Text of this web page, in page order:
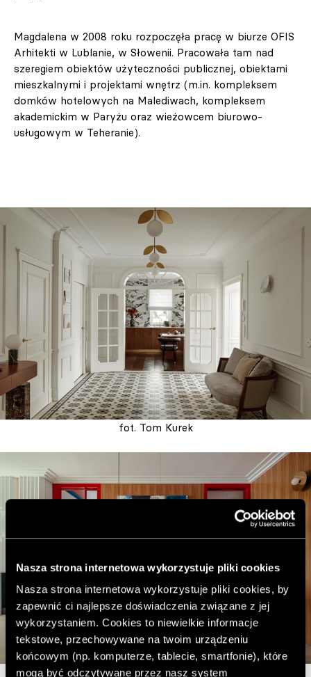
Nasza strona internetowa wykorzystuje pliki cookies
Nasza strona internetowa wykorzystuje pliki cookies, by
zapewnić ci najlepsze doświadczenia związane z jej
wykorzystaniem. Cookies to niewielkie informacje
tekstowe, przechowywane na twoim urządzeniu
końcowym (np. komputerze, tablecie, smartfonie), które
mogą być odczytywane przez nasz system
Magdalena w 2008 roku rozpoczęła pracę w biurze OFIS
Arhitekti w Lublanie, w Słowenii. Pracowała tam nad
szeregiem obiektów użyteczności publicznej, obiektami
mieszkalnymi i projektami wnętrz (m.in. kompleksem
domków hotelowych na Malediwach, kompleksem
akademickim w Paryżu oraz wieżowcem biurowo-
usługowym w Teheranie).
fot. Tom Kurek
fot. kroniki studio